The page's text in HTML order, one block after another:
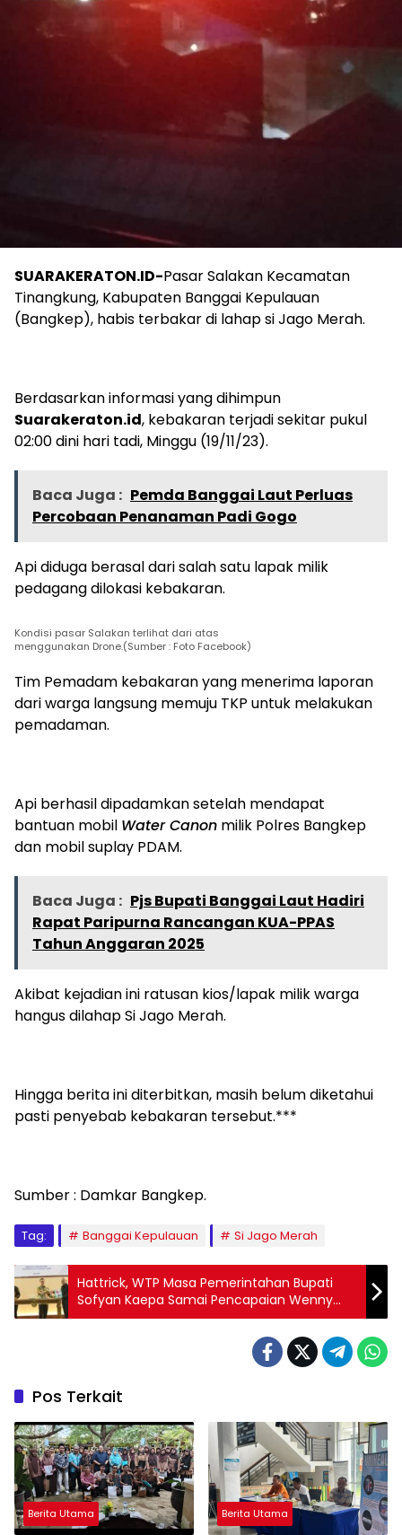
SUARAKERATON.ID-Pasar Salakan Kecamatan
Tinangkung, Kabupaten Banggai Kepulauan
(Bangkep), habis terbakar di lahap si Jago Merah.
Berdasarkan informasi yang dihimpun
Suarakeraton.id, kebakaran terjadi sekitar pukul
02:00 dini hari tadi, Minggu (19/11/23).
Baca Juga : Pemda Banggai Laut Perluas
Percobaan Penanaman Padi Gogo
Api diduga berasal dari salah satu lapak milik
pedagang dilokasi kebakaran.
Kondisi pasar Salakan terlihat dari atas
menggunakan Drone.(Sumber : Foto Facebook)
Tim Pemadam kebakaran yang menerima laporan
dari warga langsung memuju TKP untuk melakukan
pemadaman.
Api berhasil dipadamkan setelah mendapat
bantuan mobil Water Canon milik Polres Bangkep
dan mobil suplay PDAM.
Baca Juga : Pjs Bupati Banggai Laut Hadiri
Rapat Paripurna Rancangan KUA-PPAS
Tahun Anggaran 2025
Akibat kejadian ini ratusan kios/lapak milik warga
hangus dilahap Si Jago Merah.
Hingga berita ini diterbitkan, masih belum diketahui
pasti penyebab kebakaran tersebut.***
Sumber : Damkar Bangkep.
Tag: Banggai Kepulauan Si Jago Merah
Hattrick, WTP Masa Pemerintahan Bupati
Sofyan Kaepa Samai Pencapaian Wenny
Bukamo, Ini Faktanya!
Pos Terkait
Berita Utama Berita Utama